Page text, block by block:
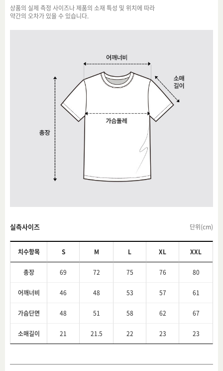
상품의 실제 측정 사이즈나 제품의 소재 특성 및 위치에 따라
약간의 오차가 있을 수 있습니다.
실측사이즈 단위(cm)
치수항목 S M L XL XXL
총장 69 72 75 76 80
어깨너비 46 48 53 57 61
가슴단면 48 51 58 62 67
소매길이 21 21.5 22 23 23